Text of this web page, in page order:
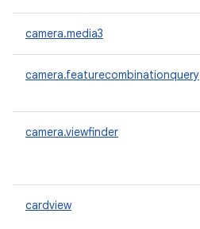
camera.media3
camera.featurecombinationquery
camera.viewfinder
cardview